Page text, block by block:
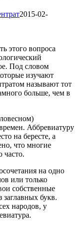
2015-02-
этого вопроса
Под словом
изучают
называют тот
больше, чем в
Аббревиатуру
на бересте, а
что многие
часто.
на одно
или только
собственные
заглавных букв.
народов, у